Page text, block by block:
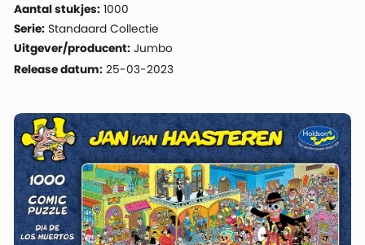
Aantal stukjes: 1000
Serie: Standaard Collectie
Uitgever/producent: Jumbo
Release datum: 25-03-2023